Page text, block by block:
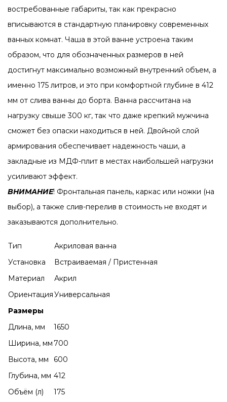
востребованные габариты, так как прекрасно
вписываются в стандартную планировку современных
ванных комнат. Чаша в этой ванне устроена таким
образом, что для обозначенных размеров в ней
достигнут максимально возможный внутренний объем, а
именно 175 литров, и это при комфортной глубине в 412
мм от слива ванны до борта. Ванна рассчитана на
нагрузку свыше 300 кг, так что даже крепкий мужчина
сможет без опаски находиться в ней. Двойной слой
армирования обеспечивает надежность чаши, а
закладные из МДФ-плит в местах наибольшей нагрузки
усиливают эффект.
ВНИМАНИЕ! Фронтальная панель, каркас или ножки (на
выбор), а также слив-перелив в стоимость не входят и
заказываются дополнительно.
Тип
Акриловая ванна
Установка
Встраиваемая / Пристенная
Материал
Акрил
ОриентацияУниверсальная
Размеры
Длина, мм
1650
Ширина, мм700
Высота, мм
600
Глубина, мм 412
Объём (л)
175